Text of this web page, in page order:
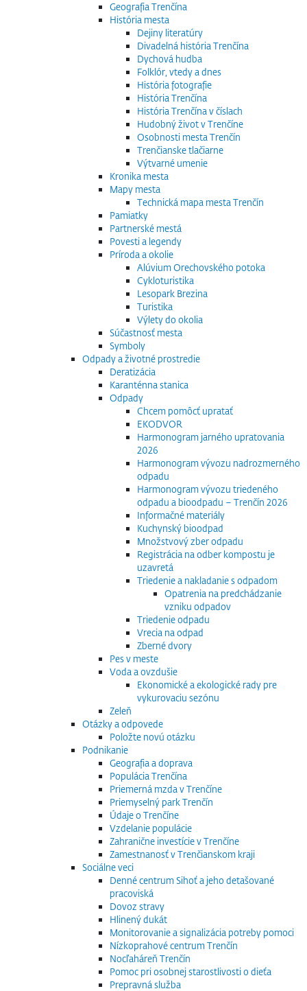
Geografia Trenčína
História mesta
Dejiny literatúry
Divadelná história Trenčína
Dychová hudba
Folklór, vtedy a dnes
História fotografie
História Trenčína
História Trenčína v číslach
Hudobný život v Trenčíne
Osobnosti mesta Trenčín
Trenčianske tlačiarne
Výtvarné umenie
Kronika mesta
Mapy mesta
Technická mapa mesta Trenčín
Pamiatky
Partnerské mestá
Povesti a legendy
Príroda a okolie
Alúvium Orechovského potoka
Cykloturistika
Lesopark Brezina
Turistika
Výlety do okolia
Súčastnosť mesta
Symboly
Odpady a životné prostredie
Deratizácia
Karanténna stanica
Odpady
Chcem pomôcť upratať
EKODVOR
Harmonogram jarného upratovania
2026
Harmonogram vývozu nadrozmerného
odpadu
Harmonogram vývozu triedeného
odpadu a bioodpadu – Trenčín 2026
Informačné materiály
Kuchynský bioodpad
Množstvový zber odpadu
Registrácia na odber kompostu je
uzavretá
Triedenie a nakladanie s odpadom
Opatrenia na predchádzanie
vzniku odpadov
Triedenie odpadu
Vrecia na odpad
Zberné dvory
Pes v meste
Voda a ovzdušie
Ekonomické a ekologické rady pre
vykurovaciu sezónu
Zeleň
Otázky a odpovede
Položte novú otázku
Podnikanie
Geografia a doprava
Populácia Trenčína
Priemerná mzda v Trenčíne
Priemyselný park Trenčín
Údaje o Trenčíne
Vzdelanie populácie
Zahranične investície v Trenčíne
Zamestnanosť v Trenčianskom kraji
Sociálne veci
Denné centrum Sihoť a jeho detašované
pracoviská
Dovoz stravy
Hlinený dukát
Monitorovanie a signalizácia potreby pomoci
Nízkoprahové centrum Trenčín
Nocľaháreň Trenčín
Pomoc pri osobnej starostlivosti o dieťa
Prepravná služba